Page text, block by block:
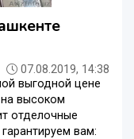
07.08.2019, 14:38
выгодной цене
высоком
отделочные
вам: